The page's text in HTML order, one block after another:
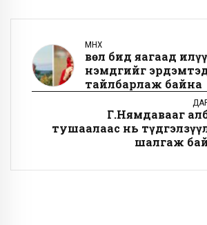
ӨМНӨХ
Өвөл бид яагаад
нэмдгийг
тайлбарлаж байна
Г.Нямдавааг
тушаалаас нь
шалгаж